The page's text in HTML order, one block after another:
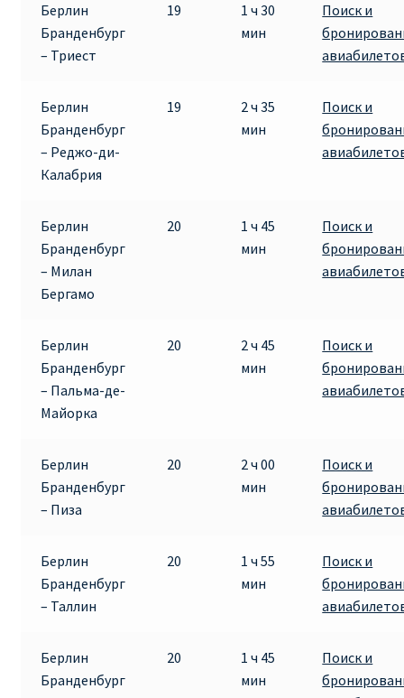
БРОНИРОВАНИЕ
БИЛЕТЫ RYANAIR НА ЗАВТРА КУПИТЬ ОНЛАЙН
ДЕШЕВЫЕ АВИАБИЛЕТЫ В БАРСЕЛОНУ
ДЕШЕВЫЕ АВИАБИЛЕТЫ В БЕРЛИН
ДЕШЕВЫЕ АВИАБИЛЕТЫ В ВАРШАВУ
ДЕШЕВЫЕ АВИАБИЛЕТЫ В ВЕНУ
ДЕШЕВЫЕ АВИАБИЛЕТЫ В ЛОНДОН
ДЕШЕВЫЕ АВИАБИЛЕТЫ В МИЛАН
ДЕШЕВЫЕ АВИАБИЛЕТЫ НА КИПР
ВЫБОР И БРОНИРОВАНИЯ МЕСТ В RYANAIR
ИЗМЕНЕНИЕ БРОНИРОВАНИЯ
Берлин
Бранденбург
– Триест
19
1 ч 30
мин
Поиск и
Берлин
Бранденбург
– Реджо-ди-
Калабрия
19
2 ч 35
мин
Поиск и
Берлин
Бранденбург
– Милан
Бергамо
20
1 ч 45
мин
Поиск и
Берлин
Бранденбург
– Пальма-де-
Майорка
20
2 ч 45
мин
Поиск и
Берлин
Бранденбург
– Пиза
20
2 ч 00
мин
Поиск и
Берлин
Бранденбург
– Таллин
20
1 ч 55
мин
Поиск и
Берлин
Бранденбург
20
1 ч 45
мин
Поиск и